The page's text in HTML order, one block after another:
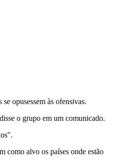
opusessem às ofensivas.
o grupo em um comunicado.
como alvo os países onde estão